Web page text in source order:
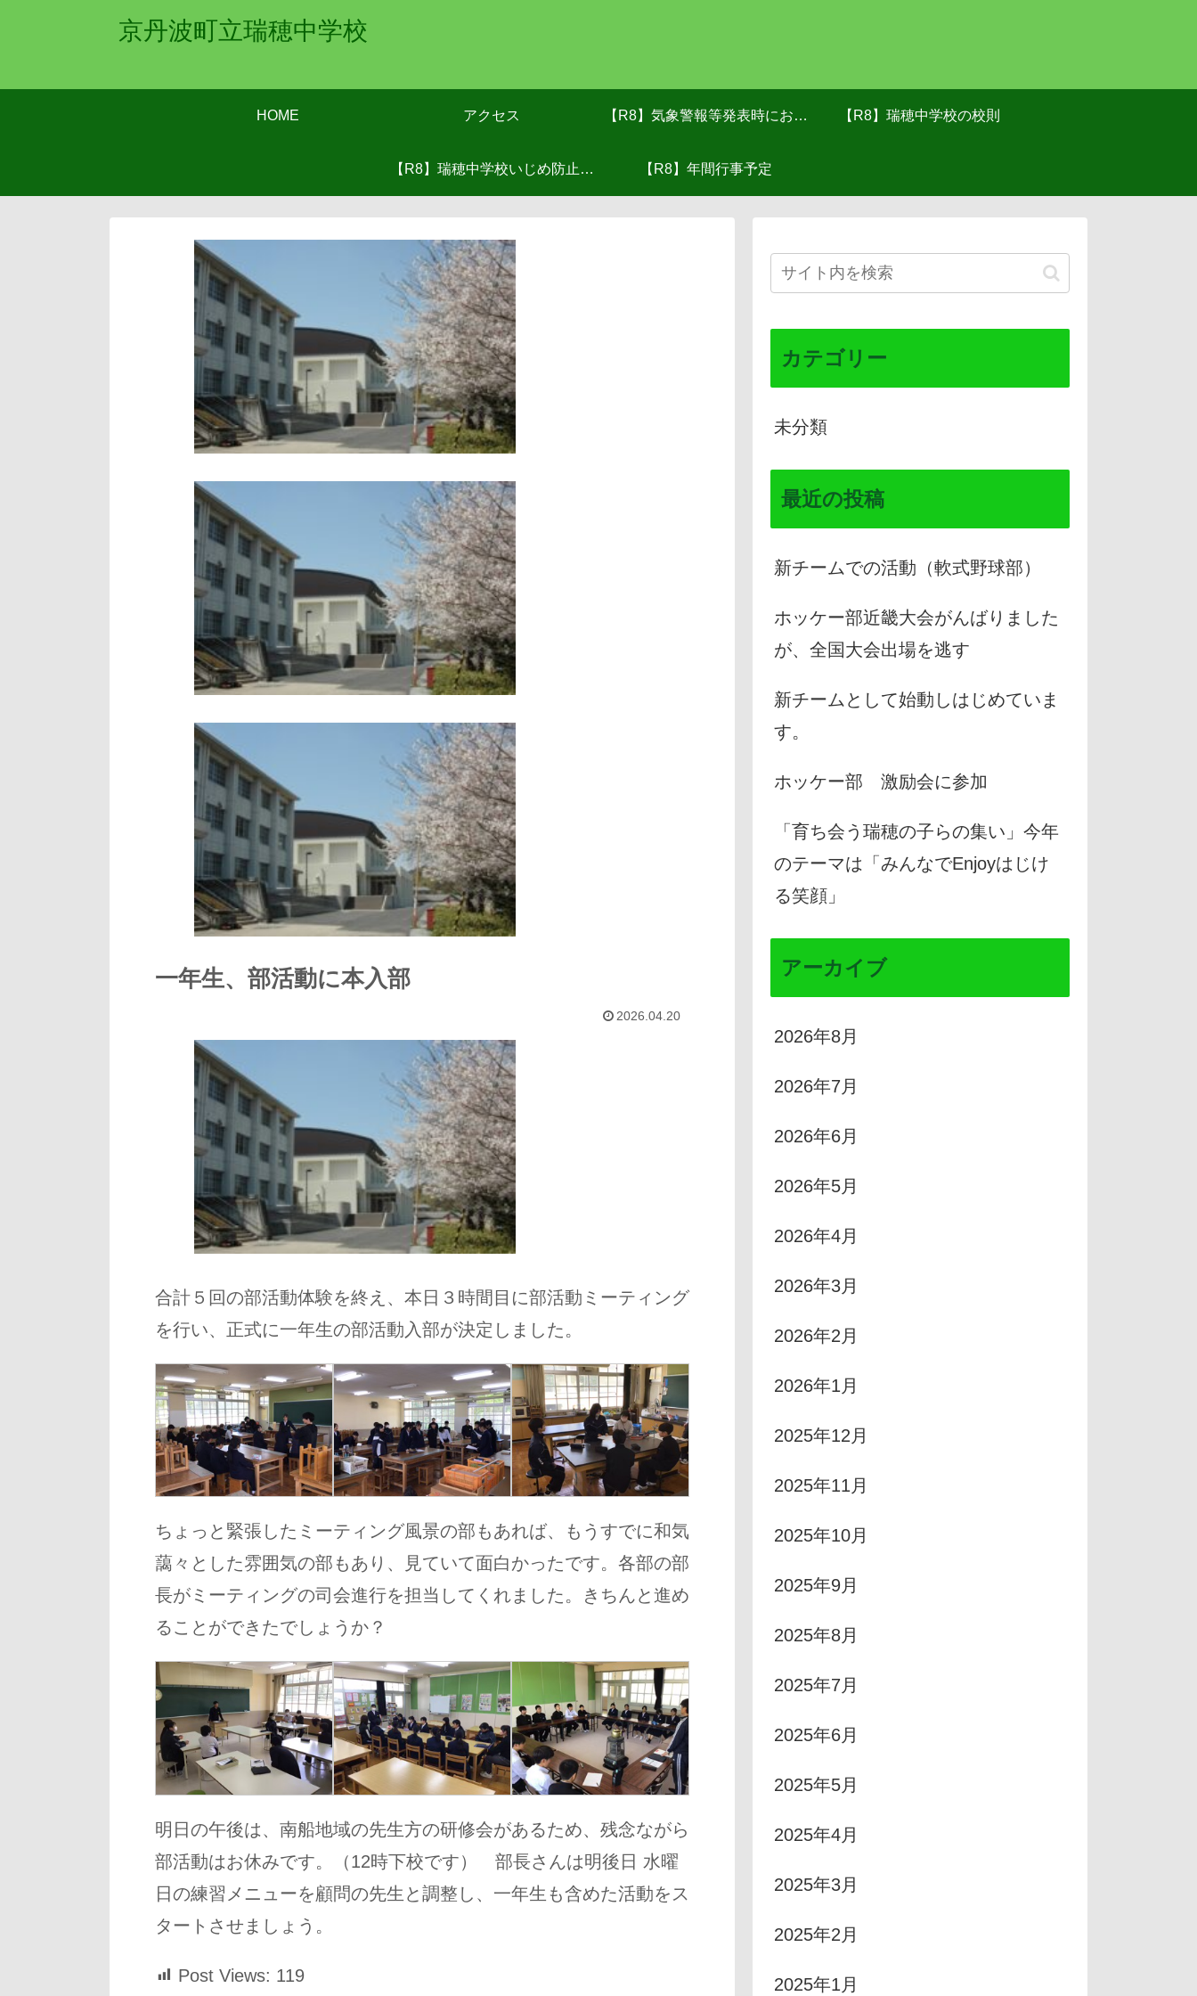
京丹波町立瑞穂中学校
HOME アクセス 【R8】気象警報等発表時におけ
る対応(R8.６月改訂）
【R8】瑞穂中学校の校則
【R8】瑞穂中学校いじめ防止基
本方針
【R8】年間行事予定
一年生、部活動に本入部
2026.04.20
合計５回の部活動体験を終え、本日３時間目に部活動ミーティング
を行い、正式に一年生の部活動入部が決定しました。
ちょっと緊張したミーティング風景の部もあれば、もうすでに和気
藹々とした雰囲気の部もあり、見ていて面白かったです。各部の部
長がミーティングの司会進行を担当してくれました。きちんと進め
ることができたでしょうか？
明日の午後は、南船地域の先生方の研修会があるため、残念ながら
部活動はお休みです。（12時下校です） 部長さんは明後日 水曜
日の練習メニューを顧問の先生と調整し、一年生も含めた活動をス
タートさせましょう。
Post Views: 119
カテゴリー
未分類
最近の投稿
新チームでの活動（軟式野球部）
ホッケー部近畿大会がんばりました
が、全国大会出場を逃す
新チームとして始動しはじめていま
す。
ホッケー部 激励会に参加
「育ち会う瑞穂の子らの集い」今年
のテーマは「みんなでEnjoyはじけ
る笑顔」
アーカイブ
2026年8月
2026年7月
2026年6月
2026年5月
2026年4月
2026年3月
2026年2月
2026年1月
2025年12月
2025年11月
2025年10月
2025年9月
2025年8月
2025年7月
2025年6月
2025年5月
2025年4月
2025年3月
2025年2月
2025年1月